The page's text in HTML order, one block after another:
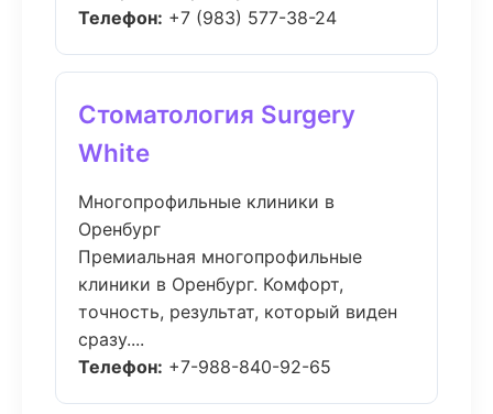
Телефон: +7 (983) 577-38-24
Стоматология Surgery
White
Многопрофильные клиники в
Оренбург
Премиальная многопрофильные
клиники в Оренбург. Комфорт,
точность, результат, который виден
сразу....
Телефон: +7-988-840-92-65